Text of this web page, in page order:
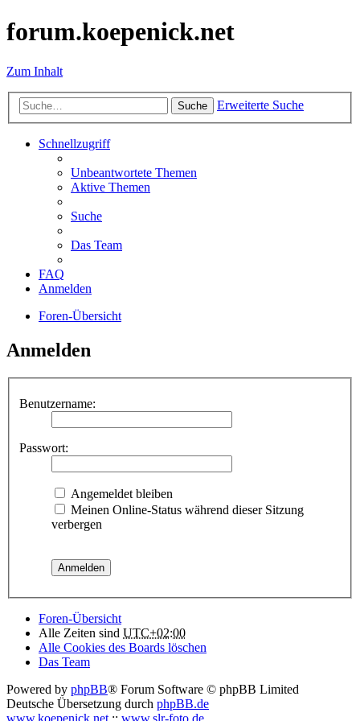
forum.koepenick.net
Zum Inhalt
Suche Erweiterte Suche
Schnellzugriff
Unbeantwortete Themen
Aktive Themen
Suche
Das Team
FAQ
Anmelden
Foren-Übersicht
Anmelden
Benutzername:
Passwort:
Angemeldet bleiben
Meinen Online-Status während dieser Sitzung
verbergen
Foren-Übersicht
Alle Zeiten sind UTC+02:00
Alle Cookies des Boards löschen
Das Team
Powered by phpBB® Forum Software © phpBB Limited
Deutsche Übersetzung durch phpBB.de
www.koepenick.net :: www.slr-foto.de